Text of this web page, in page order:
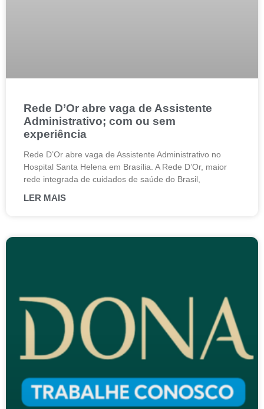
Rede D’Or abre vaga de Assistente
Administrativo; com ou sem
experiência
Rede D’Or abre vaga de Assistente Administrativo no
Hospital Santa Helena em Brasília. A Rede D’Or, maior
rede integrada de cuidados de saúde do Brasil,
LER MAIS